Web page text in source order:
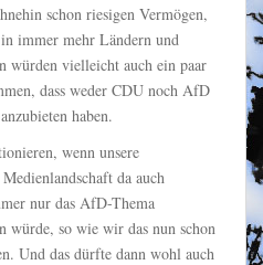
schon riesigen Vermögen,
in immer mehr Ländern und
würden vielleicht auch ein paar
dass weder CDU noch AfD
haben.
wenn unsere
da auch
nur das AfD-Thema
würde, so wie wir das nun schon
Und das dürfte dann wohl auch